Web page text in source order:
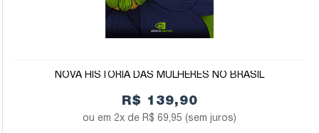
NOVA HISTÓRIA DAS MULHERES NO BRASIL
R$ 139,90
2x de R$ 69,95 (sem juros)